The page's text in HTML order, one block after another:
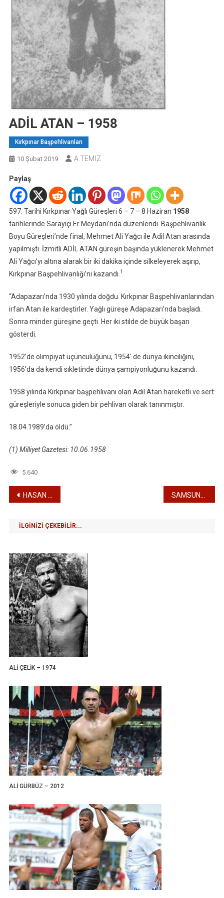
ADİL ATAN – 1958
Kırkpınar Başpehlivanları
10 Şubat 2019 A.TEMİZ
Paylaş
597. Tarihi Kırkpınar Yağlı Güreşleri 6 – 7 – 8 Haziran 1958
tarihlerinde Sarayiçi Er Meydanı’nda düzenlendi. Başpehlivanlık
Boyu Güreşleri’nde final, Mehmet Ali Yağcı ile Adil Atan arasında
yapılmıştı. İzmitli ADİL ATAN güreşin başında yüklenerek Mehmet
Ali Yağcı’yı altına alarak bir iki dakika içinde silkeleyerek aşırıp,
Kırkpınar Başpehlivanlığı’nı kazandı. 1
“Adapazarı’nda 1930 yılında doğdu. Kırkpınar Başpehlivanlarından
irfan Atan ile kardeştirler. Yağlı güreşe Adapazarı’nda başladı.
Sonra minder güreşine geçti. Her iki stilde de büyük başarı
gösterdi.
1952’de olimpiyat üçüncülüğünü, 1954′ de dünya ikinciliğini,
1956’da da kendi sıkletinde dünya şampiyonluğunu kazandı.
1958 yılında Kırkpınar başpehlivanı olan Adil Atan hareketli ve sert
güreşleriyle sonuca giden bir pehlivan olarak tanınmıştır.
18.04.1989’da öldü.”
(1) Milliyet Gazetesi: 10.06.1958
5.640
Yazı
gezinmesi
HASAN ACAR – 1957
İLGINIZI ÇEKEBILIR...
ALİ ÇELİK – 1974
ALİ GÜRBÜZ – 2012